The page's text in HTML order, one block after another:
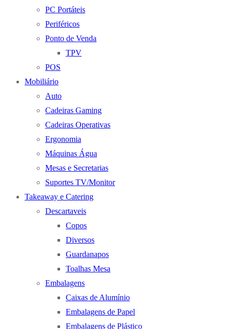
PC Portáteis
Periféricos
Ponto de Venda
TPV
POS
Mobiliário
Auto
Cadeiras Gaming
Cadeiras Operativas
Ergonomia
Máquinas Água
Mesas e Secretarias
Suportes TV/Monitor
Takeaway e Catering
Descartaveis
Copos
Diversos
Guardanapos
Toalhas Mesa
Embalagens
Caixas de Alumínio
Embalagens de Papel
Embalagens de Plástico